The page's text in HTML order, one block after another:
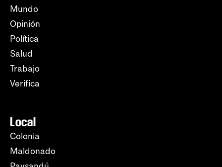
Mundo
Opinión
Política
Salud
Trabajo
Verifica
Local
Colonia
Maldonado